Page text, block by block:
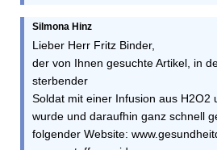
Silmona Hinz
Lieber Herr Fritz Binder,
der von Ihnen gesuchte Artikel, in
sterbender
Soldat mit einer Infusion aus H2O2
wurde und daraufhin ganz schnell
folgender Website: